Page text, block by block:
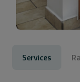
Services